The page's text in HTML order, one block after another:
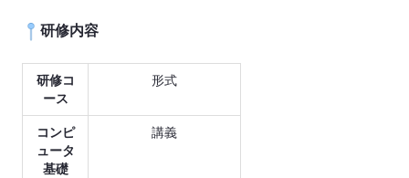
研修内容
研修コ
ース
形式
コンピ
ュータ
基礎
講義